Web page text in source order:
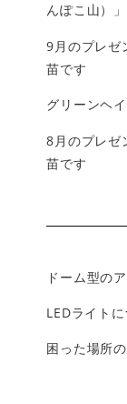
んぽこ山）」
9月のプレゼ
苗です
グリーンヘ
8月のプレゼ
苗です
ドーム型の
LEDライト
困った場所